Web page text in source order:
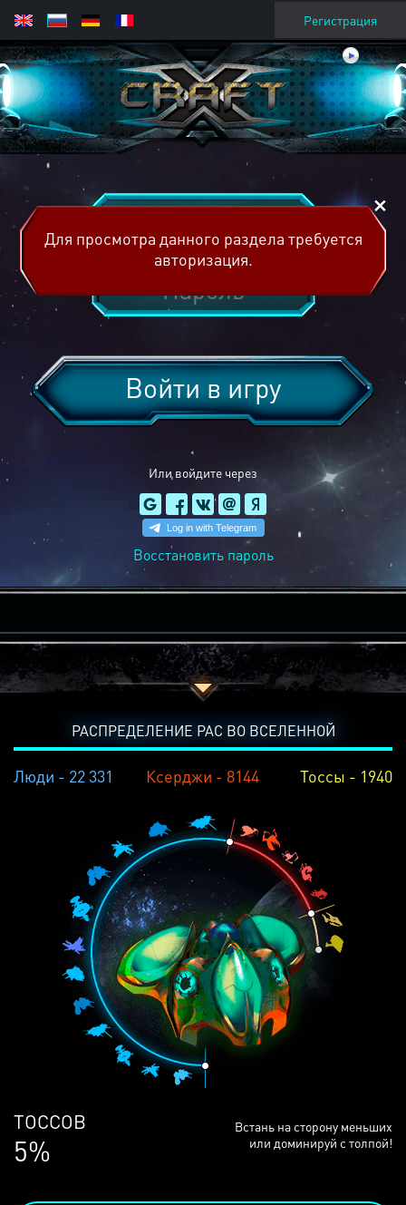
Регистрация
Или войдите через
Войти в игру
Восстановить пароль
Для просмотра данного раздела требуется
авторизация.
РАСПРЕДЕЛЕНИЕ РАС ВО ВСЕЛЕННОЙ
Люди - 22 331 Ксерджи - 8144 Тоссы - 1940
ЛЮДЕЙ
68%
Встань на сторону меньших
или доминируй с толпой!